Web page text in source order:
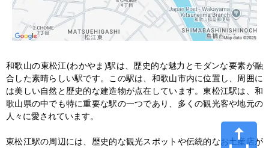
和歌山の東松江(わかやま)駅は、歴史的な魅力とモダンな要素が融
合した素晴らしい駅です。この駅は、和歌山市内に位置し、周囲に
は美しい自然と歴史的な建造物が点在しています。東松江駅は、和
歌山県の中でも特に重要な駅の一つであり、多くの観光客や地元の
人々に愛されています。
東松江駅の周辺には、歴史的な観光スポットや伝統的なお土産店が